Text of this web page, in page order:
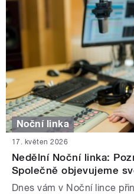
Noční linka
17. květen 2026
Nedělní Noční linka:
Společně objevujeme
Dnes vám v Noční lince